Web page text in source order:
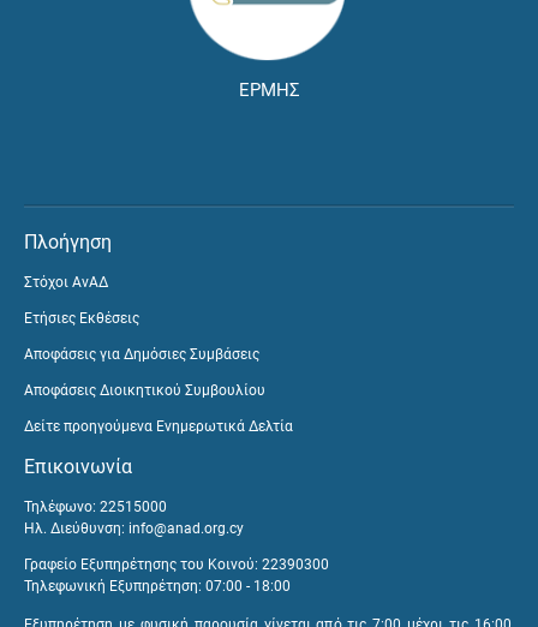
ΕΡΜΗΣ
Πλοήγηση
Στόχοι ΑνΑΔ
Ετήσιες Εκθέσεις
Αποφάσεις για Δημόσιες Συμβάσεις
Αποφάσεις Διοικητικού Συμβουλίου
Δείτε προηγούμενα Ενημερωτικά Δελτία
Επικοινωνία
Τηλέφωνο: 22515000
Ηλ. Διεύθυνση: info@anad.org.cy
Γραφείο Εξυπηρέτησης του Κοινού: 22390300
Τηλεφωνική Εξυπηρέτηση: 07:00 - 18:00